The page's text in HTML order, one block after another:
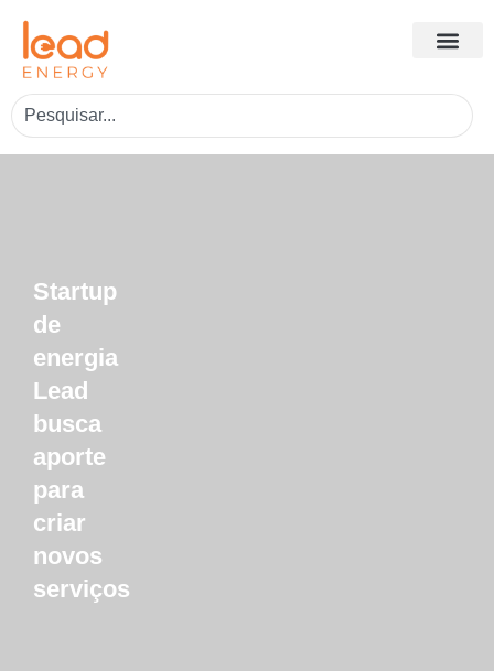
Startup
de
energia
Lead
busca
aporte
para
criar
novos
serviços